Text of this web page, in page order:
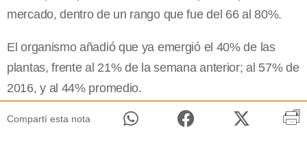
mercado, dentro de un rango que fue del 66 al 80%.
El organismo añadió que ya emergió el 40% de las
plantas, frente al 21% de la semana anterior; al 57% de
2016, y al 44% promedio.
Compartí esta nota